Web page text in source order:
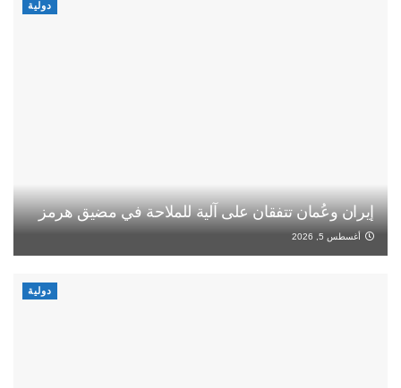
دولية
إيران وعُمان تتفقان على آلية للملاحة في مضيق هرمز
أغسطس 5, 2026
دولية